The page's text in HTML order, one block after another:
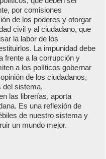
por comisiones
de los poderes y otorgar
civil y al ciudadano, que
la labor de los
La impunidad debe
frente a la corrupción y
a los políticos gobernar
de los ciudadanos,
del sistema.
las librerías, aporta
Es una reflexión de
de nuestro sistema y
un mundo mejor.